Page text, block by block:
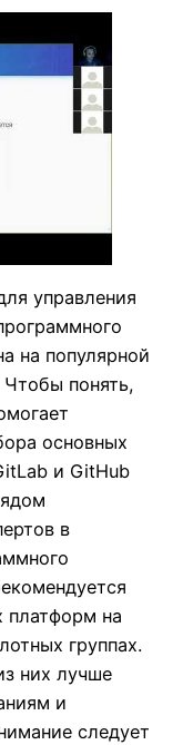
управления
на популярной
понять,
основных
и GitHub
в
платформ на
группах.
них лучше
и
следует